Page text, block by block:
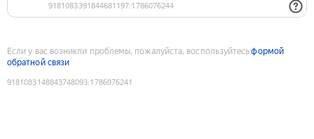
Если у вас возникли проблемы, пожалуйста, воспользуйтесьформой
обратной связи
9181083148843748093:1786076241